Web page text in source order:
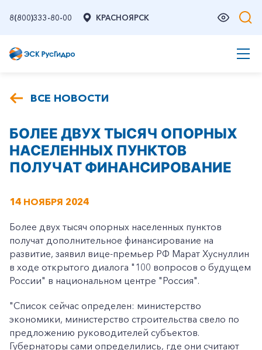
8(800)333-80-00 КРАСНОЯРСК
ВСЕ НОВОСТИ
БОЛЕЕ ДВУХ ТЫСЯЧ ОПОРНЫХ
НАСЕЛЕННЫХ ПУНКТОВ
ПОЛУЧАТ ФИНАНСИРОВАНИЕ
14 НОЯБРЯ 2024
Более двух тысяч опорных населенных пунктов
получат дополнительное финансирование на
развитие, заявил вице-премьер РФ Марат Хуснуллин
в ходе открытого диалога "100 вопросов о будущем
России" в национальном центре "Россия".
"Список сейчас определен: министерство
экономики, министерство строительства свело по
предложению руководителей субъектов.
Губернаторы сами определились, где они считают